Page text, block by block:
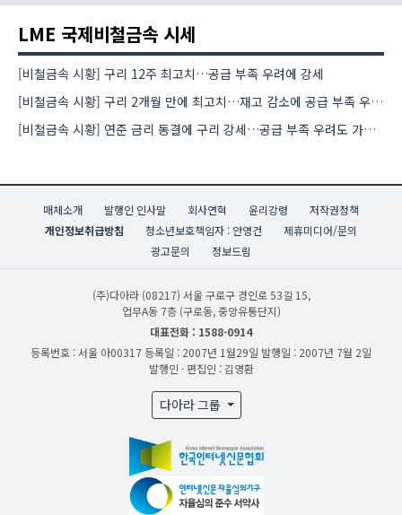
LME 국제비철금속 시세
[비철금속 시황] 구리 12주 최고치…공급 부족 우려에 강세
[비철금속 시황] 구리 2개월 만에 최고치…재고 감소에 공급 부족 우려 확대
[비철금속 시황] 연준 금리 동결에 구리 강세…공급 부족 우려도 가격 지지
매체소개 발행인 인사말 회사연혁 윤리강령
저작권정책
개인정보취급방침
청소년보호책임자 : 안영건
제휴미디어/문의
광고문의
정보드림
(주)다아라 (08217) 서울 구로구 경인로 53길 15,
업무A동 7층 (구로동, 중앙유통단지)
대표전화 : 1588-0914
등록번호 : 서울 아00317 등록일 : 2007년 1월29일 발행일 : 2007년 7월 2일
발행인 · 편집인 : 김영환
다아라 그룹